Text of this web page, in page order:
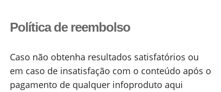
Política de reembolso
Caso não obtenha resultados satisfatórios ou
em caso de insatisfação com o conteúdo após o
pagamento de qualquer infoproduto aqui